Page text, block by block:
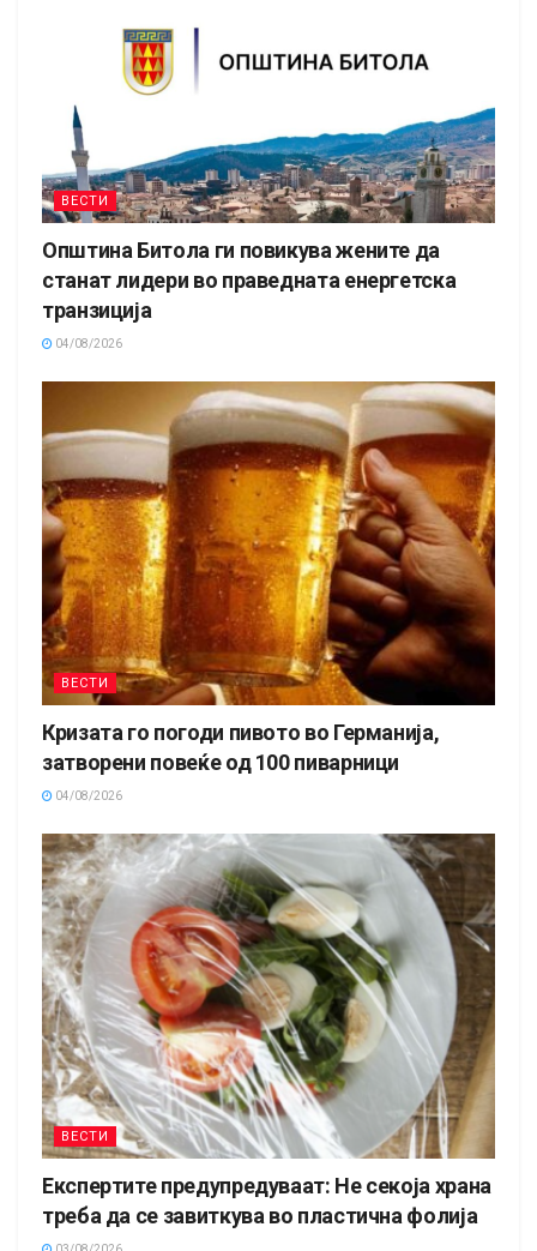
ВЕСТИ
Општина Битола ги повикува жените да
станат лидери во праведната енергетска
транзиција
04/08/2026
ВЕСТИ
Кризата го погоди пивото во Германија,
затворени повеќе од 100 пиварници
04/08/2026
ВЕСТИ
Експертите предупредуваат: Не секоја храна
треба да се завиткува во пластична фолија